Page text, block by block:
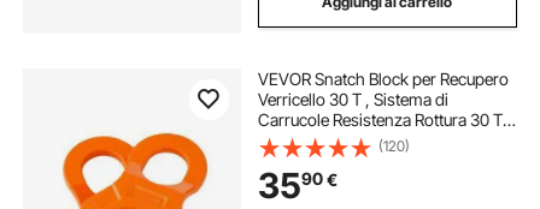
VEVOR Snatch Block per Recupero
Verricello 30 T , Sistema di
Carrucole Resistenza Rottura 30 T
con Corda 10 - 14 mmAccessorio di
Recupero Fuoristrada per Recupero
su Camion, Trattori, ATV e UTV
(120)
3590€